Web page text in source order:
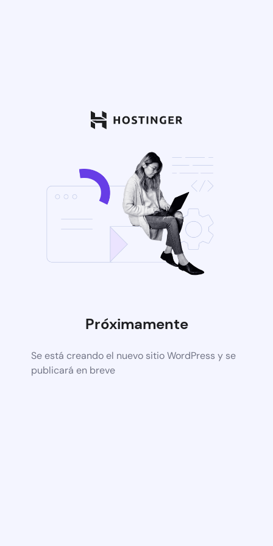
Próximamente
Se está creando el nuevo sitio WordPress y se
publicará en breve